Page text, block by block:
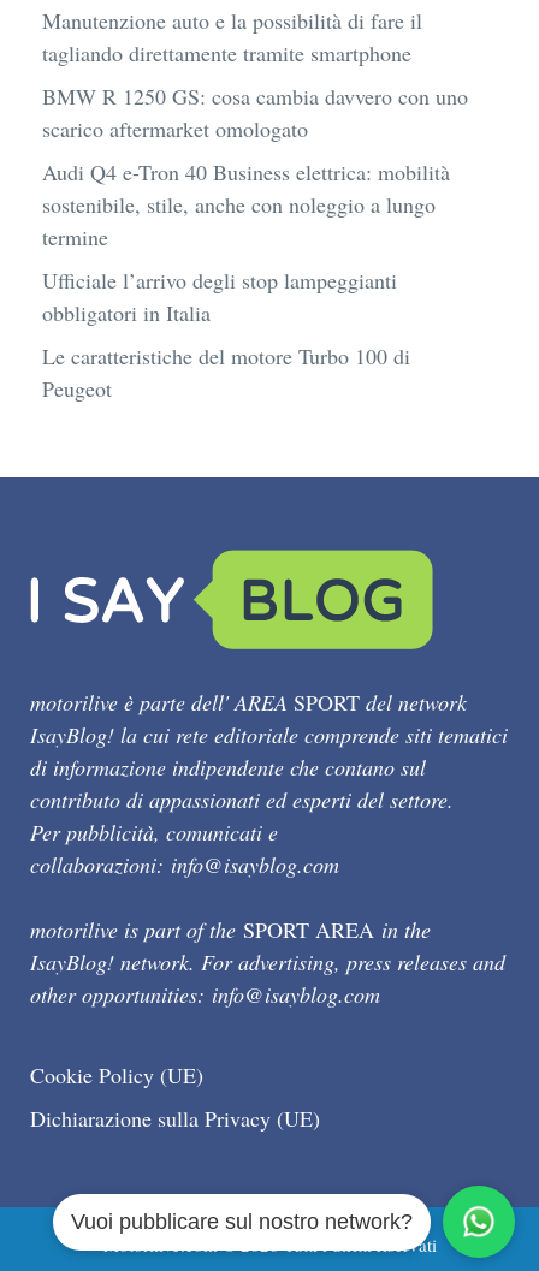
Manutenzione auto e la possibilità di fare il
tagliando direttamente tramite smartphone
BMW R 1250 GS: cosa cambia davvero con uno
scarico aftermarket omologato
Audi Q4 e-Tron 40 Business elettrica: mobilità
sostenibile, stile, anche con noleggio a lungo
termine
Ufficiale l’arrivo degli stop lampeggianti
obbligatori in Italia
Le caratteristiche del motore Turbo 100 di
Peugeot
motorilive è parte dell' AREA SPORT del network
IsayBlog! la cui rete editoriale comprende siti tematici
di informazione indipendente che contano sul
contributo di appassionati ed esperti del settore.
Per pubblicità, comunicati e
collaborazioni: info@isayblog.com
motorilive is part of the SPORT AREA in the
IsayBlog! network. For advertising, press releases and
other opportunities: info@isayblog.com
Cookie Policy (UE)
Dichiarazione sulla Privacy (UE)
Motorilive.com © 2026 Tutti i diritti riservati
Vuoi pubblicare sul nostro network?